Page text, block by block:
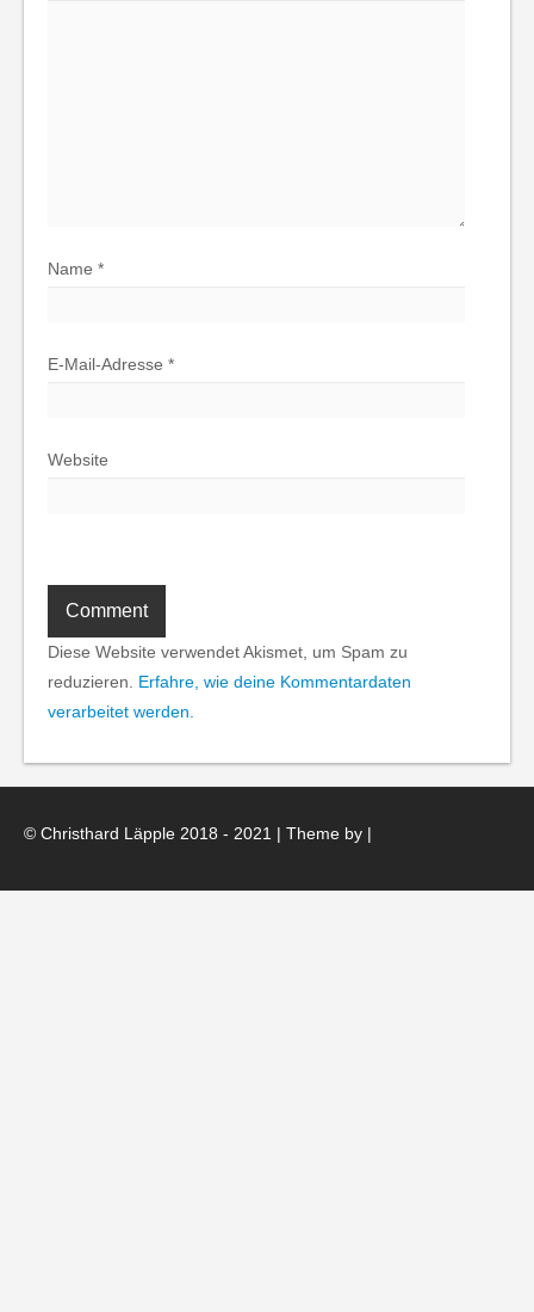
Name *
E-Mail-Adresse *
Website
Diese Website verwendet Akismet, um Spam zu
reduzieren. Erfahre, wie deine Kommentardaten
verarbeitet werden.
© Christhard Läpple 2018 - 2021 | Theme by |